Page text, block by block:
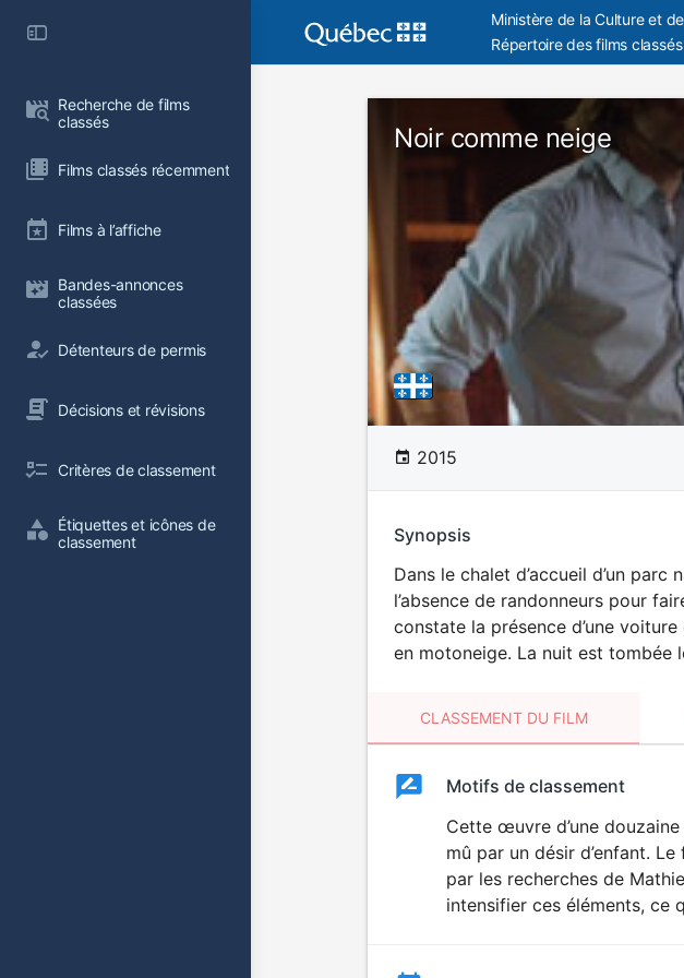
Recherche de films
classés
Films classés récemment
Films à l’affiche
Bandes-annonces
classées
Détenteurs de permis
Décisions et révisions
Critères de classement
Étiquettes et icônes de
classement
Ministère de la Culture et
Répertoire des films classés
Noir comme neige
2015
Synopsis
Dans le chalet d’accueil d’un
l’absence de randonneurs pour
constate la présence d’une
en motoneige. La nuit est tombée
CLASSEMENT DU FILM
ClassementClassement
DÉCONSEILLÉ
AUX JEUNES
ENFANTS
Motifs de classement
Cette œuvre d’une
mû par un désir d’enfant.
par les recherches de
intensifier ces éléments, ce